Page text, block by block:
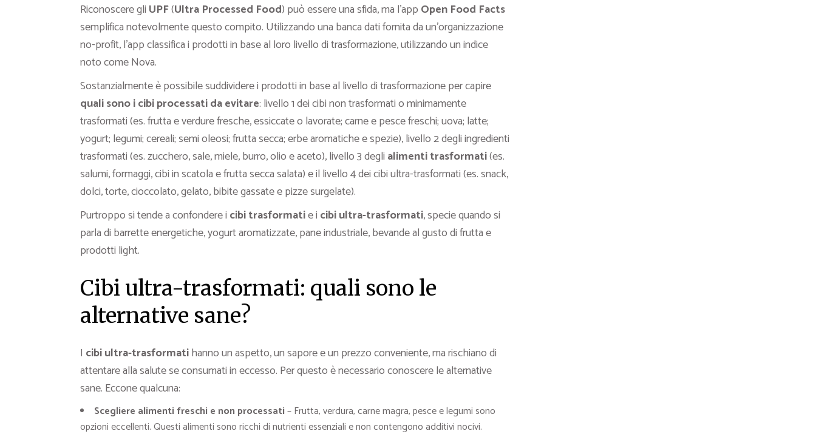
Riconoscere gli UPF(Ultra Processed Food) può essere una sfida, ma l’app Open Food Facts
semplifica notevolmente questo compito. Utilizzando una banca dati fornita da un’organizzazione
no-profit, l’app classifica i prodotti in base al loro livello di trasformazione, utilizzando un indice
noto come Nova.
Sostanzialmente è possibile suddividere i prodotti in base al livello di trasformazione per capire
quali sono i cibi processati da evitare: livello 1 dei cibi non trasformati o minimamente
trasformati (es. frutta e verdure fresche, essiccate o lavorate; carne e pesce freschi; uova; latte;
yogurt; legumi; cereali; semi oleosi; frutta secca; erbe aromatiche e spezie), livello 2 degli ingredienti
trasformati (es. zucchero, sale, miele, burro, olio e aceto), livello 3 degli alimenti trasformati(es.
salumi, formaggi, cibi in scatola e frutta secca salata) e il livello 4 dei cibi ultra-trasformati (es. snack,
dolci, torte, cioccolato, gelato, bibite gassate e pizze surgelate).
Purtroppo si tende a confondere i cibi trasformatie i cibi ultra-trasformati, specie quando si
parla di barrette energetiche, yogurt aromatizzate, pane industriale, bevande al gusto di frutta e
prodotti light.
Cibi ultra-trasformati: quali sono le
alternative sane?
I cibi ultra-trasformatihanno un aspetto, un sapore e un prezzo conveniente, ma rischiano di
attentare alla salute se consumati in eccesso. Per questo è necessario conoscere le alternative
sane. Eccone qualcuna:
Scegliere alimenti freschi e non processati– Frutta, verdura, carne magra, pesce e legumi sono
opzioni eccellenti. Questi alimenti sono ricchi di nutrienti essenziali e non contengono additivi nocivi.